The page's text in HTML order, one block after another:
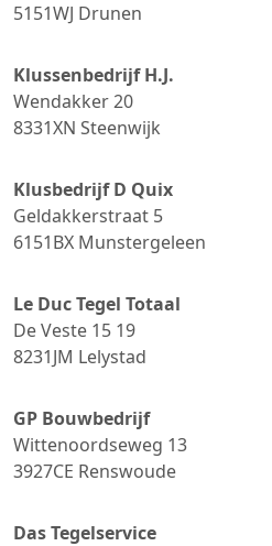
5151WJ Drunen
Klussenbedrijf H.J.
Wendakker 20
8331XN Steenwijk
Klusbedrijf D Quix
Geldakkerstraat 5
6151BX Munstergeleen
Le Duc Tegel Totaal
De Veste 15 19
8231JM Lelystad
GP Bouwbedrijf
Wittenoordseweg 13
3927CE Renswoude
Das Tegelservice